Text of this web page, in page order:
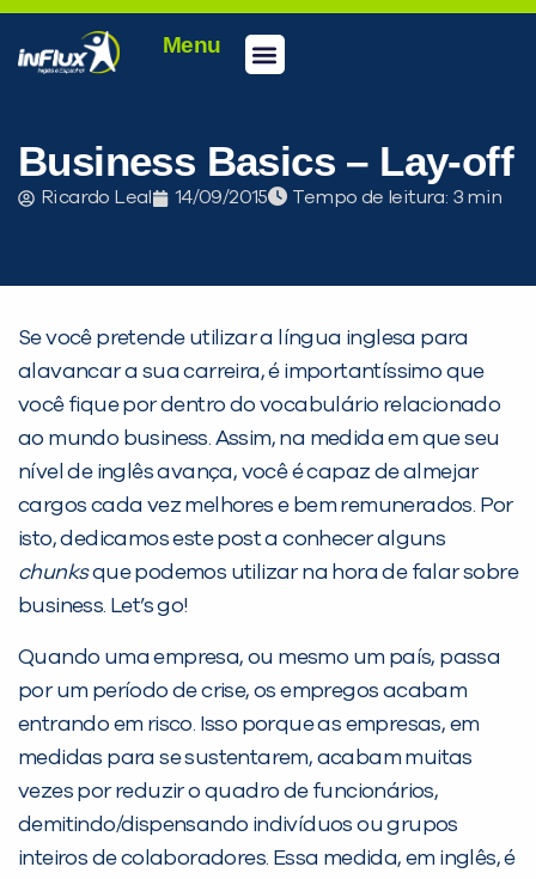
Menu
Business Basics – Lay-off
Ricardo Leal 14/09/2015 Tempo de leitura:
Se você pretende utilizar a língua inglesa para
alavancar a sua carreira, é importantíssimo que
você fique por dentro do vocabulário relacionado
ao mundo business. Assim, na medida em que seu
nível de inglês avança, você é capaz de almejar
cargos cada vez melhores e bem remunerados. Por
isto, dedicamos este post a conhecer alguns
chunksque podemos utilizar na hora de falar sobre
business. Let’s go!
Quando uma empresa, ou mesmo um país, passa
por um período de crise, os empregos acabam
entrando em risco. Isso porque as empresas, em
medidas para se sustentarem, acabam muitas
vezes por reduzir o quadro de funcionários,
demitindo/dispensando indivíduos ou grupos
inteiros de colaboradores. Essa medida, em inglês, é
PEÇA UMA DEMONSTRAÇÃO DE MÉTODO
Não encontramos nenhuma unidade
inFlux nesta cidade ou bairro que
você digitou.